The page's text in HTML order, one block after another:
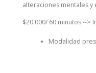
alteraciones mentales y
$20.000/ 60 minutos -->
Modalidad